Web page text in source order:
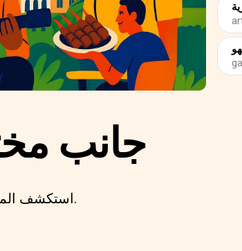
جانب
استكشف المزيج الساحر بين التقليد والحداثة في جاكرتا.